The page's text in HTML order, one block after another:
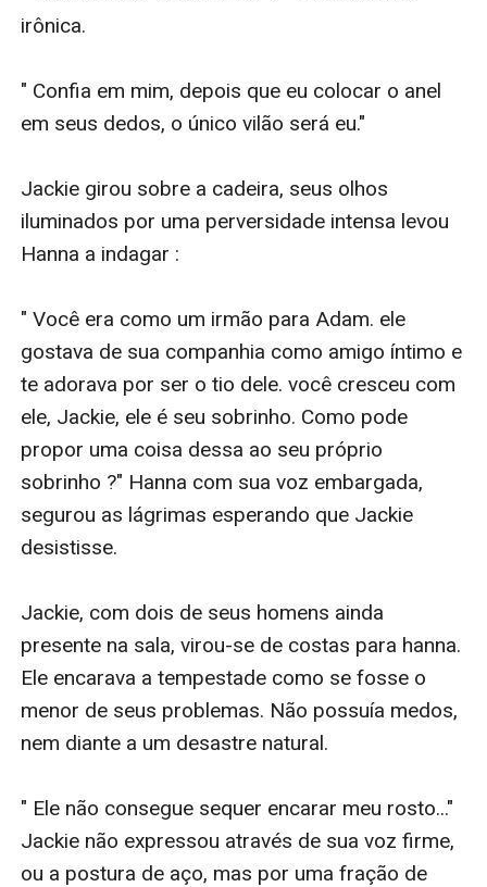
irônica.
" Confia em mim, depois que eu colocar o anel
em seus dedos, o único vilão será eu."
Jackie girou sobre a cadeira, seus olhos
iluminados por uma perversidade intensa levou
Hanna a indagar :
" Você era como um irmão para Adam. ele
gostava de sua companhia como amigo íntimo e
te adorava por ser o tio dele. você cresceu com
ele, Jackie, ele é seu sobrinho. Como pode
propor uma coisa dessa ao seu próprio
sobrinho ?" Hanna com sua voz embargada,
segurou as lágrimas esperando que Jackie
desistisse.
Jackie, com dois de seus homens ainda
presente na sala, virou-se de costas para hanna.
Ele encarava a tempestade como se fosse o
menor de seus problemas. Não possuía medos,
nem diante a um desastre natural.
" Ele não consegue sequer encarar meu rosto..."
Jackie não expressou através de sua voz firme,
ou a postura de aço, mas por uma fração de